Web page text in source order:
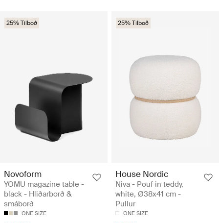
25% Tilboð
Novoform
YOMU magazine table -
black - Hliðarborð &
smáborð
ONE SIZE
25% Tilboð
House Nordic
Niva - Pouf in teddy,
white, Ø38x41 cm -
Pullur
ONE SIZE